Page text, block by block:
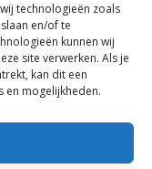
technologieën zoals
en/of te
kunnen wij
site verwerken. Als je
kan dit een
en mogelijkheden.